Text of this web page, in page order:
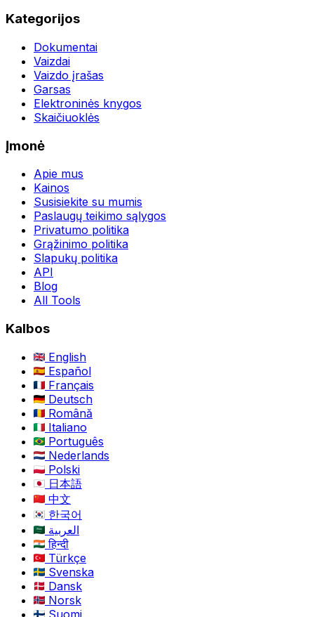
Kategorijos
Dokumentai
Vaizdai
Vaizdo įrašas
Garsas
Elektroninės knygos
Skaičiuoklės
Įmonė
Apie mus
Kainos
Susisiekite su mumis
Paslaugų teikimo sąlygos
Privatumo politika
Grąžinimo politika
Slapukų politika
API
Blog
All Tools
Kalbos
English
Español
Français
Deutsch
Română
Italiano
Português
Nederlands
Polski
日本語
中文
한국어
العربية
हिन्दी
Türkçe
Svenska
Dansk
Norsk
Suomi